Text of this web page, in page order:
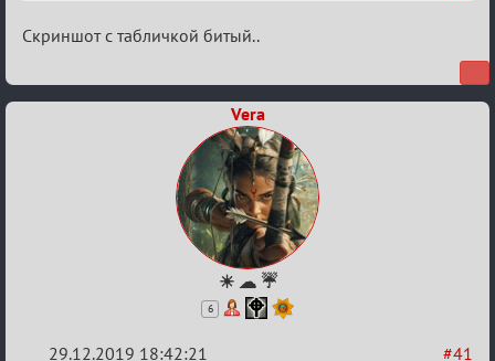
Re:
Охоты
Скриншот с табличкой битый..
Vera
☀ ☁ ☔
6
#41
29.12.2019 18:42:21